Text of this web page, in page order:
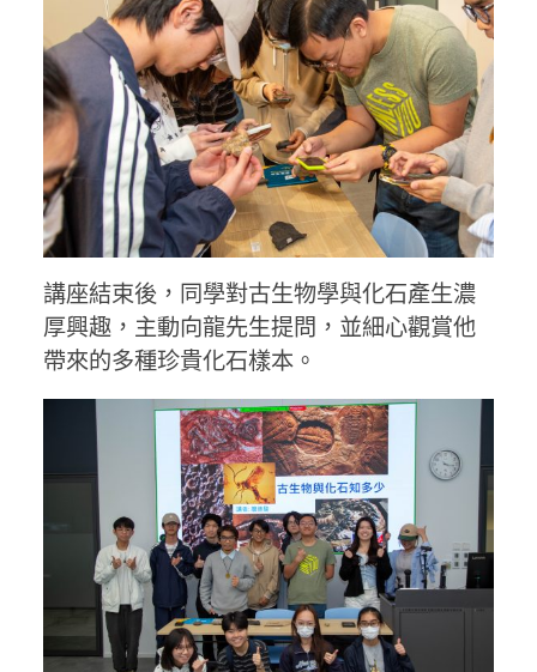
講座結束後，同學對古生物學與化石產生濃
厚興趣，主動向龍先生提問，並細心觀賞他
帶來的多種珍貴化石樣本。